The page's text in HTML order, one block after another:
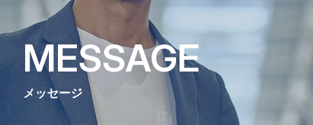
MESSAGE
メッセージ